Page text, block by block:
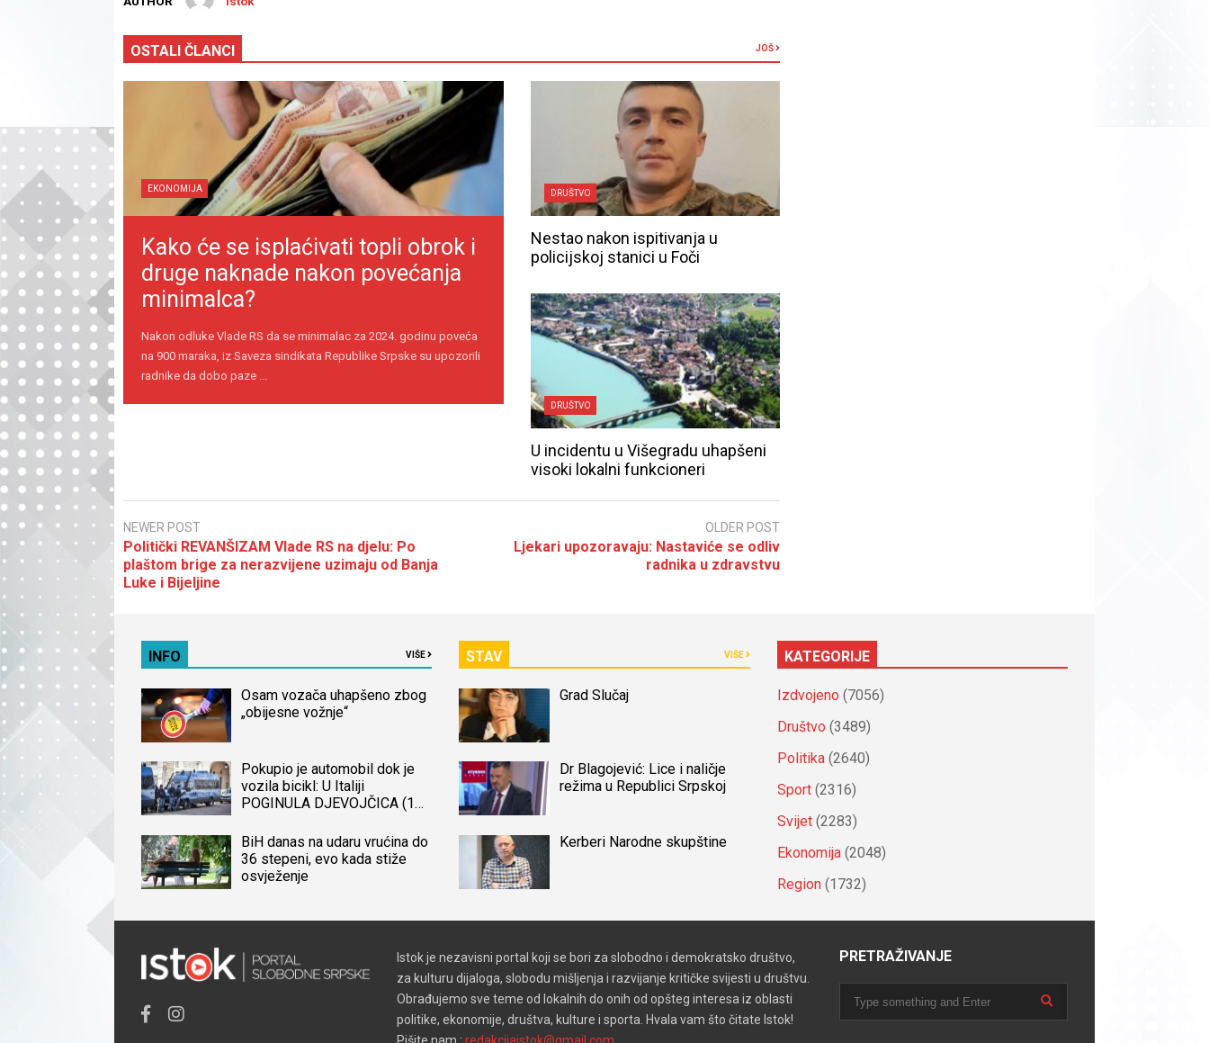
OSTALI ČLANCI JOŠ
EKONOMIJA
Kako će se isplaćivati topli obrok i
druge naknade nakon povećanja
minimalca?
Nakon odluke Vlade RS da se minimalac za 2024. godinu poveća
na 900 maraka, iz Saveza sindikata Republike Srpske su upozorili
radnike da dobo paze ...
DRUŠTVO
Nestao nakon ispitivanja u
policijskoj stanici u Foči
DRUŠTVO
U incidentu u Višegradu uhapšeni
visoki lokalni funkcioneri
NEWER POST
Politički REVANŠIZAM Vlade RS na djelu: Po
plaštom brige za nerazvijene uzimaju od Banja
Luke i Bijeljine
OLDER POST
Ljekari upozoravaju: Nastaviće se odliv
radnika u zdravstvu
INFO VIŠE
Osam vozača uhapšeno zbog
„obijesne vožnje“
Pokupio je automobil dok je
vozila bicikl: U Italiji
POGINULA DJEVOJČICA (14)
tijela
BiH danas na udaru vrućina do
36 stepeni, evo kada stiže
osvježenje
STAV VIŠE
Grad Slučaj
Dr Blagojević: Lice i naličje
režima u Republici Srpskoj
Kerberi Narodne skupštine
KATEGORIJE
Izdvojeno (7056)
Društvo (3489)
Politika (2640)
Sport (2316)
Svijet (2283)
Ekonomija (2048)
Region (1732)
Istok je nezavisni portal koji se bori za slobodno i demokratsko društvo,
za kulturu dijaloga, slobodu mišljenja i razvijanje kritičke svijesti u društvu.
Obrađujemo sve teme od lokalnih do onih od opšteg interesa iz oblasti
politike, ekonomije, društva, kulture i sporta. Hvala vam što čitate Istok!
PRETRAŽIVANJE